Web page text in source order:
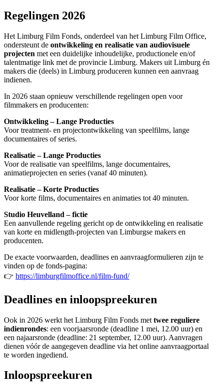
Regelingen 2026
Het Limburg Film Fonds, onderdeel van het Limburg Film Office,
ondersteunt de ontwikkeling en realisatie van audiovisuele
projecten met een duidelijke inhoudelijke, productionele en/of
talentmatige link met de provincie Limburg. Makers uit Limburg én
makers die (deels) in Limburg produceren kunnen een aanvraag
indienen.
In 2026 staan opnieuw verschillende regelingen open voor
filmmakers en producenten:
Ontwikkeling – Lange Producties
Voor treatment- en projectontwikkeling van speelfilms, lange
documentaires of series.
Realisatie – Lange Producties
Voor de realisatie van speelfilms, lange documentaires,
animatieprojecten en series (vanaf 40 minuten).
Realisatie – Korte Producties
Voor korte films, documentaires en animaties tot 40 minuten.
Studio Heuvelland – fictie
Een aanvullende regeling gericht op de ontwikkeling en realisatie
van korte en midlength-projecten van Limburgse makers en
producenten.
De exacte voorwaarden, deadlines en aanvraagformulieren zijn te
vinden op de fonds-pagina:
👉 https://limburgfilmoffice.nl/film-fund/
Deadlines en inloopspreekuren
Ook in 2026 werkt het Limburg Film Fonds met twee reguliere
indienrondes: een voorjaarsronde (deadline 1 mei, 12.00 uur) en
een najaarsronde (deadline: 21 september, 12.00 uur). Aanvragen
dienen vóór de aangegeven deadline via het online aanvraagportaal
te worden ingediend.
Inloopspreekuren